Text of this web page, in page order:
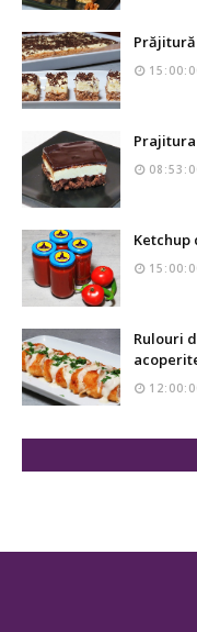
Prăjitură
Prajitura
Ketchup
Rulouri